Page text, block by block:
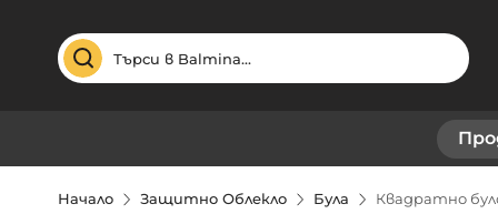
Търсене
Начало Защитно Облекло Була Квадратно